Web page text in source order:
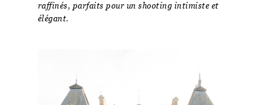
raffinés, parfaits pour un shooting intimiste et
élégant.